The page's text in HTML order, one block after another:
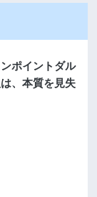
ポイントダル
、本質を見失